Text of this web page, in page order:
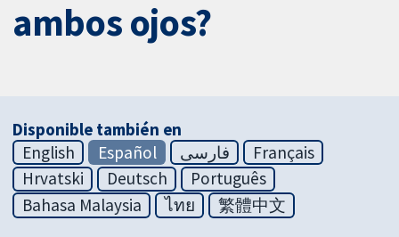
ambos ojos?
Disponible también en
English
Español فارسی
Français
Hrvatski
Deutsch
Português
Bahasa Malaysia
ไทย 繁體中文